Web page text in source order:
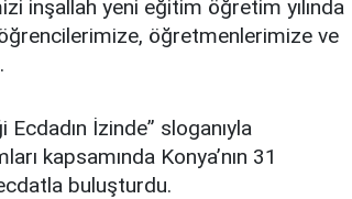
inşallah yeni eğitim öğretim yılında
öğretmenlerimize ve
İzinde” sloganıyla
kapsamında Konya’nın 31
buluşturdu.